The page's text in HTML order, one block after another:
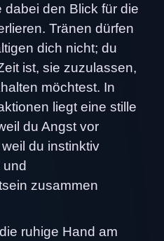
den Blick für die
Tränen dürfen
dich nicht; du
ist, sie zuzulassen,
möchtest. In
liegt eine stille
du Angst vor
du instinktiv
zusammen
ruhige Hand am